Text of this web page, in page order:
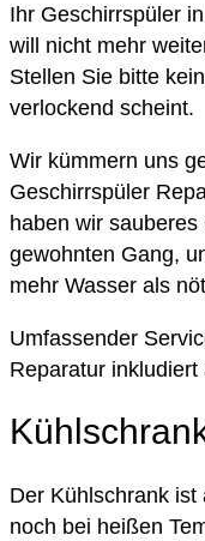
Ihr Geschirrspüler
will nicht mehr
Stellen Sie bitte
verlockend scheint.
Wir kümmern uns
Geschirrspüler
haben wir
gewohnten Gang,
mehr Wasser als
Umfassender
Reparatur
Der Kühlschrank
noch bei heißen